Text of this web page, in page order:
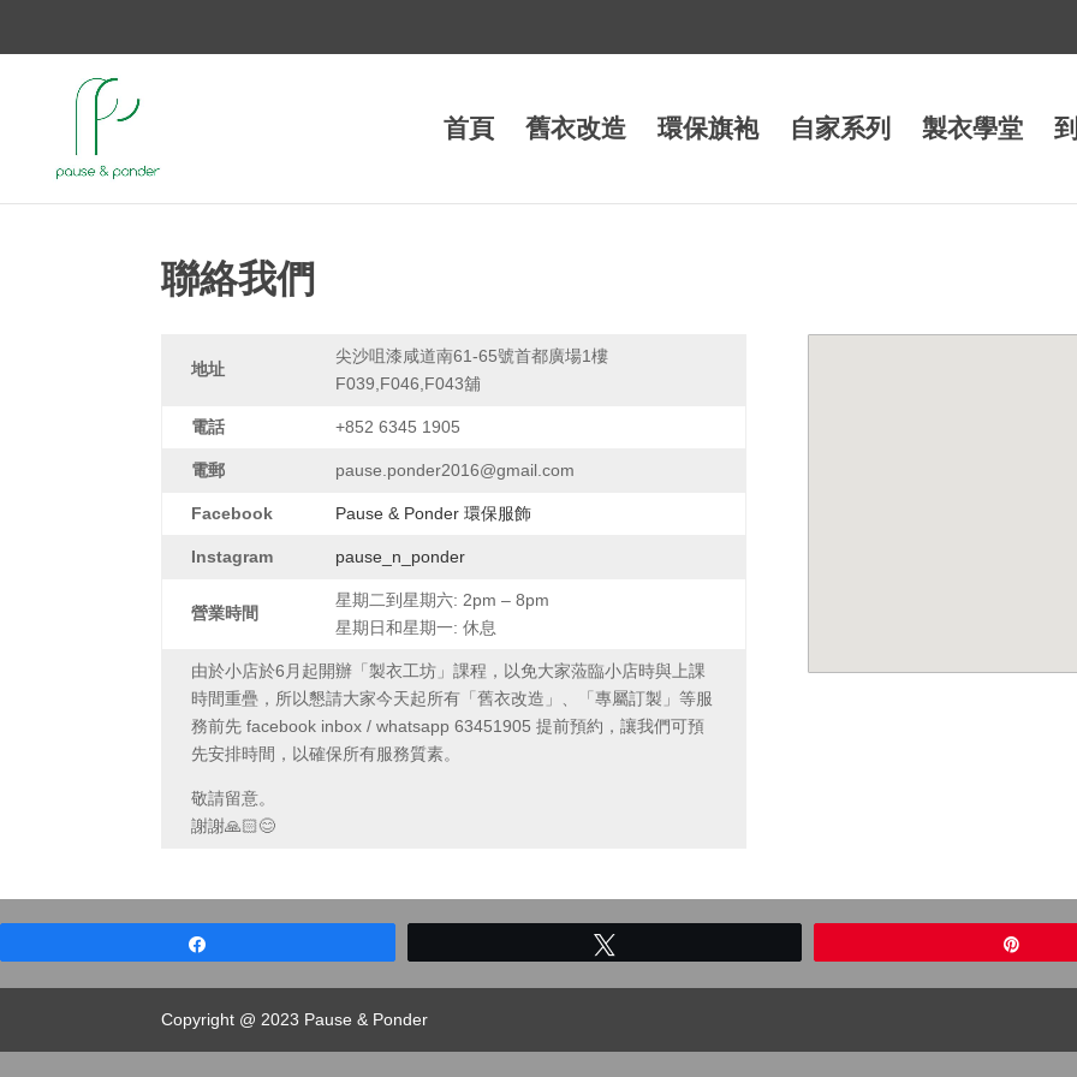
首頁 舊衣改造 環保旗袍 自家系列 製衣學堂
聯絡我們
地址
尖沙咀漆咸道南61-65號首都廣場1樓
F039,F046,F043舖
電話 +852 6345 1905
電郵 pause.ponder2016@gmail.com
Facebook Pause & Ponder 環保服飾
Instagram pause_n_ponder
營業時間
星期二到星期六: 2pm – 8pm
星期日和星期一: 休息
由於小店於6月起開辦「製衣工坊」課程，以免大家蒞臨小店時與上課
時間重疊，所以懇請大家今天起所有「舊衣改造」、「專屬訂製」等服
務前先 facebook inbox / whatsapp 63451905 提前預約，讓我們可預
先安排時間，以確保所有服務質素。
敬請留意。
謝謝🙏🏻😊
Copyright @ 2023 Pause & Ponder